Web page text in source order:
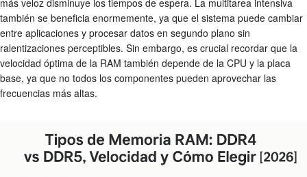
más veloz disminuye los tiempos de espera. La multitarea intensiva
también se beneficia enormemente, ya que el sistema puede cambiar
entre aplicaciones y procesar datos en segundo plano sin
ralentizaciones perceptibles. Sin embargo, es crucial recordar que la
velocidad óptima de la RAM también depende de la CPU y la placa
base, ya que no todos los componentes pueden aprovechar las
frecuencias más altas.